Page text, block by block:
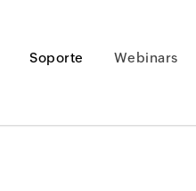
Soporte Webinars